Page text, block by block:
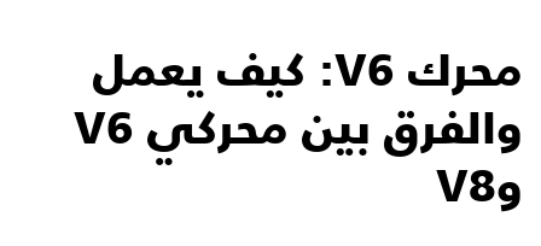
محرك V6: كيف يعمل
والفرق بين محركي V6
وV8